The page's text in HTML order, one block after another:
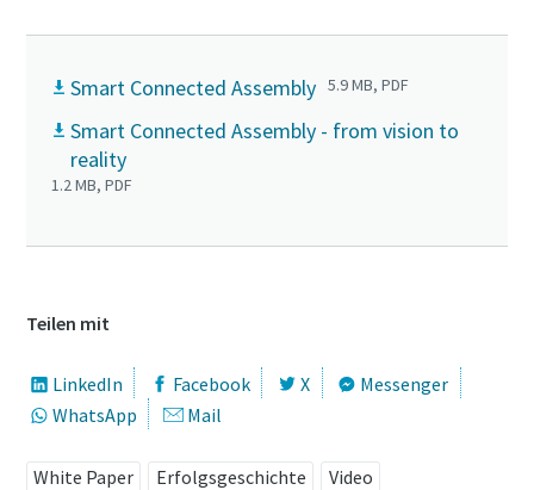
Smart Connected Assembly 5.9 MB, PDF
Smart Connected Assembly - from vision to
reality
1.2 MB, PDF
Teilen mit
LinkedIn Facebook X
Messenger
WhatsApp
Mail
White Paper Erfolgsgeschichte
Video